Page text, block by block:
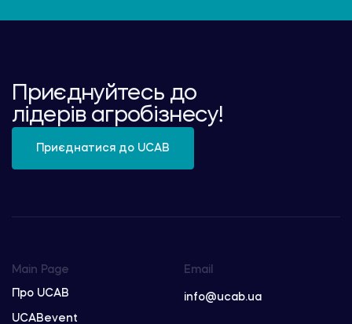
Приєднуйтесь до
лідерів агробізнесу!
Приєднатися до UCAB
Main Page
Про UCAB
UCABevent
Email
info@ucab.ua